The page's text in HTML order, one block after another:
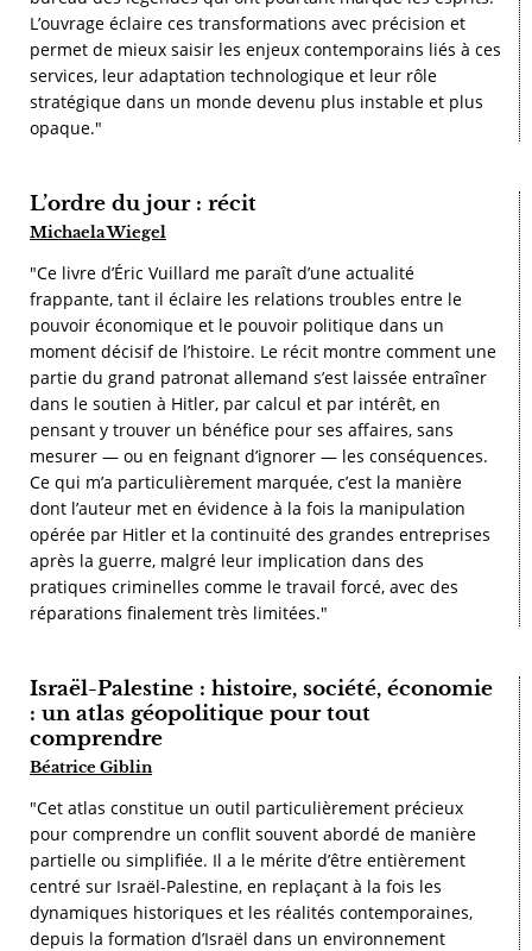
L’ouvrage éclaire ces transformations avec précision et
permet de mieux saisir les enjeux contemporains liés à ces
services, leur adaptation technologique et leur rôle
stratégique dans un monde devenu plus instable et plus
opaque."
L’ordre du jour : récit
Michaela Wiegel
"Ce livre d’Éric Vuillard me paraît d’une actualité
frappante, tant il éclaire les relations troubles entre le
pouvoir économique et le pouvoir politique dans un
moment décisif de l’histoire. Le récit montre comment une
partie du grand patronat allemand s’est laissée entraîner
dans le soutien à Hitler, par calcul et par intérêt, en
pensant y trouver un bénéfice pour ses affaires, sans
mesurer — ou en feignant d’ignorer — les conséquences.
Ce qui m’a particulièrement marquée, c’est la manière
dont l’auteur met en évidence à la fois la manipulation
opérée par Hitler et la continuité des grandes entreprises
après la guerre, malgré leur implication dans des
pratiques criminelles comme le travail forcé, avec des
réparations finalement très limitées."
Israël-Palestine : histoire, société, économie
: un atlas géopolitique pour tout
comprendre
Béatrice Giblin
"Cet atlas constitue un outil particulièrement précieux
pour comprendre un conflit souvent abordé de manière
partielle ou simplifiée. Il a le mérite d’être entièrement
centré sur Israël-Palestine, en replaçant à la fois les
dynamiques historiques et les réalités contemporaines,
depuis la formation d’Israël dans un environnement